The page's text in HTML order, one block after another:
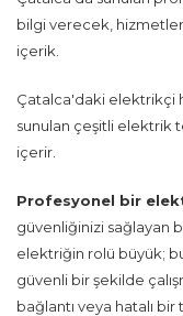
bilgi verecek,
içerik.
Çatalca'daki elektrikçi
sunulan çeşitli elektrik
içerir.
Profesyonel bir
güvenliğinizi sağlayan
elektriğin rolü büyük;
güvenli bir şekilde
bağlantı veya hatalı